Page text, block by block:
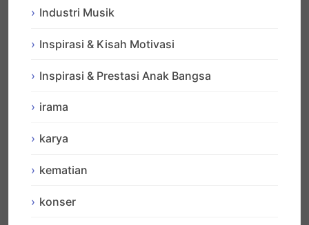
Industri Musik
Inspirasi & Kisah Motivasi
Inspirasi & Prestasi Anak Bangsa
irama
karya
kematian
konser